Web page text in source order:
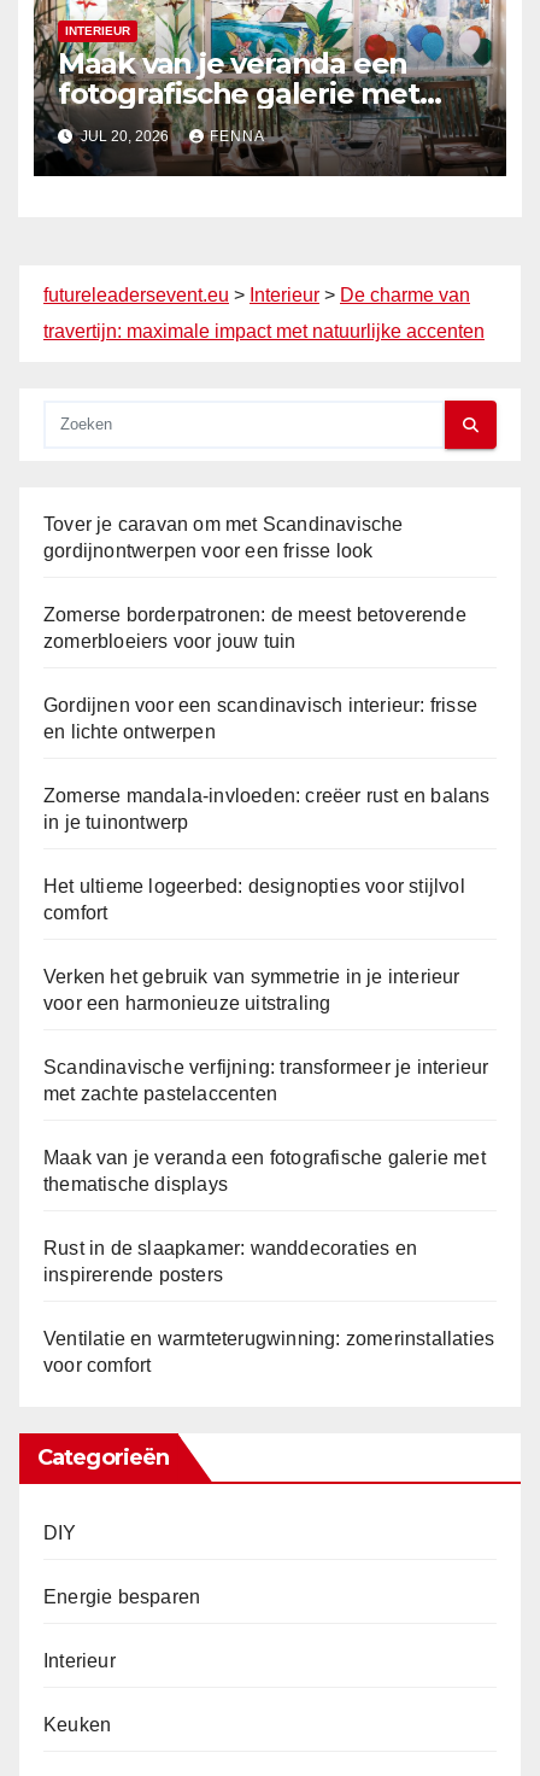
INTERIEUR
Maak van je veranda een
fotografische galerie met
thematische displays
JUL 20, 2026 FENNA
futureleadersevent.eu > Interieur > De charme van
travertijn: maximale impact met natuurlijke accenten
Tover je caravan om met Scandinavische
gordijnontwerpen voor een frisse look
Zomerse borderpatronen: de meest betoverende
zomerbloeiers voor jouw tuin
Gordijnen voor een scandinavisch interieur: frisse
en lichte ontwerpen
Zomerse mandala-invloeden: creëer rust en balans
in je tuinontwerp
Het ultieme logeerbed: designopties voor stijlvol
comfort
Verken het gebruik van symmetrie in je interieur
voor een harmonieuze uitstraling
Scandinavische verfijning: transformeer je interieur
met zachte pastelaccenten
Maak van je veranda een fotografische galerie met
thematische displays
Rust in de slaapkamer: wanddecoraties en
inspirerende posters
Ventilatie en warmteterugwinning: zomerinstallaties
voor comfort
Categorieën
DIY
Energie besparen
Interieur
Keuken